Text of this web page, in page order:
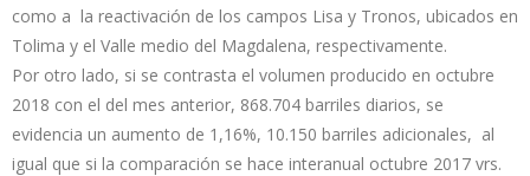
como a la reactivación de los campos Lisa y Tronos, ubicados en
Tolima y el Valle medio del Magdalena, respectivamente.
Por otro lado, si se contrasta el volumen producido en octubre
2018 con el del mes anterior, 868.704 barriles diarios, se
evidencia un aumento de 1,16%, 10.150 barriles adicionales, al
igual que si la comparación se hace interanual octubre 2017 vrs.